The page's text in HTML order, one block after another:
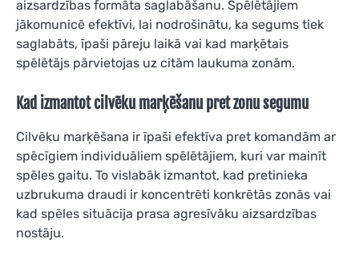
aizsardzības formāta saglabāšanu. Spēlētājiem
jākomunicē efektīvi, lai nodrošinātu, ka segums tiek
saglabāts, īpaši pāreju laikā vai kad marķētais
spēlētājs pārvietojas uz citām laukuma zonām.
Kad izmantot cilvēku marķēšanu pret zonu segumu
Cilvēku marķēšana ir īpaši efektīva pret komandām ar
spēcīgiem individuāliem spēlētājiem, kuri var mainīt
spēles gaitu. To vislabāk izmantot, kad pretinieka
uzbrukuma draudi ir koncentrēti konkrētās zonās vai
kad spēles situācija prasa agresīvāku aizsardzības
nostāju.